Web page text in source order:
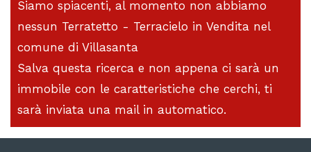
Siamo spiacenti, al momento non abbiamo
nessun Terratetto - Terracielo in Vendita nel
comune di Villasanta
Salva questa ricerca e non appena ci sarà un
immobile con le caratteristiche che cerchi, ti
sarà inviata una mail in automatico.